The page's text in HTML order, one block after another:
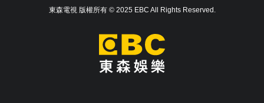
東森電視 版權所有 © 2025 EBC All Rights Reserved.